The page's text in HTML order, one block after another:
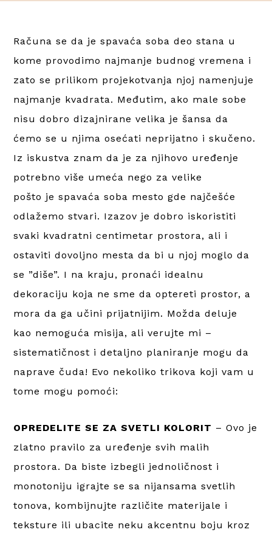
Računa se da je spavaća soba deo stana u
kome provodimo najmanje budnog vremena i
zato se prilikom projekotvanja njoj namenjuje
najmanje kvadrata. Međutim, ako male sobe
nisu dobro dizajnirane velika je šansa da
ćemo se u njima osećati neprijatno i skučeno.
Iz iskustva znam da je za njihovo uređenje
potrebno više umeća nego za velike
pošto je spavaća soba mesto gde najčešće
odlažemo stvari. Izazov je dobro iskoristiti
svaki kvadratni centimetar prostora, ali i
ostaviti dovoljno mesta da bi u njoj moglo da
se ”diše”. I na kraju, pronaći idealnu
dekoraciju koja ne sme da optereti prostor, a
mora da ga učini prijatnijim. Možda deluje
kao nemoguća misija, ali verujte mi –
sistematičnost i detaljno planiranje mogu da
naprave čuda! Evo nekoliko trikova koji vam u
tome mogu pomoći:
OPREDELITE SE ZA SVETLI KOLORIT – Ovo je
zlatno pravilo za uređenje svih malih
prostora. Da biste izbegli jednoličnost i
monotoniju igrajte se sa nijansama svetlih
tonova, kombijnujte različite materijale i
teksture ili ubacite neku akcentnu boju kroz